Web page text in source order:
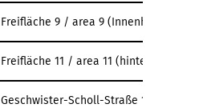
Freifläche 9 / area 9 (Innenhof Mensa)
Freifläche 11 / area 11 (hinter x.stahl)
Geschwister-Scholl-Straße 11 - HALLE